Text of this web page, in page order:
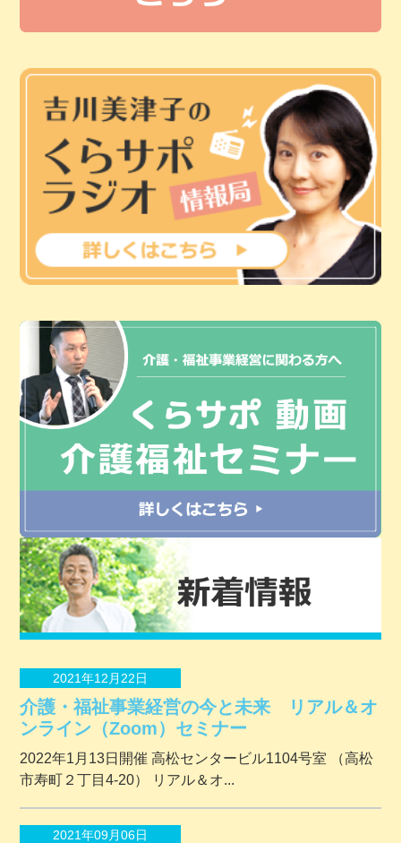
2021年12月22日
介護・福祉事業経営の今と未来 リアル＆オ
ンライン（Zoom）セミナー
2022年1月13日開催 ⾼松センタービル1104号室 （⾼松
市寿町２丁⽬4-20） リアル＆オ...
2021年09月06日